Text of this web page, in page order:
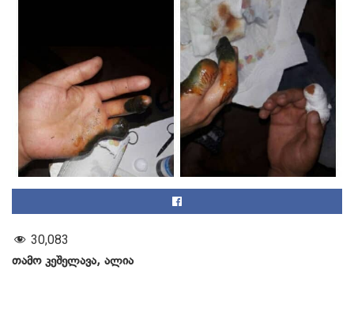
30,083
თამო კეშელავა, ალია